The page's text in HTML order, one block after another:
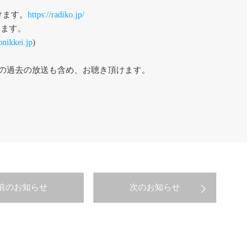
す。 https://radiko.jp/
す。
)
過去の放送も含め、お聴き頂けます。
のお知らせ 次のお知らせ